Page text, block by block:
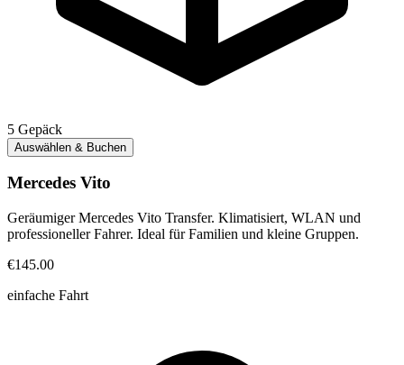
5 Gepäck
Auswählen & Buchen
Mercedes Vito
Geräumiger Mercedes Vito Transfer. Klimatisiert, WLAN und
professioneller Fahrer. Ideal für Familien und kleine Gruppen.
€145.00
einfache Fahrt